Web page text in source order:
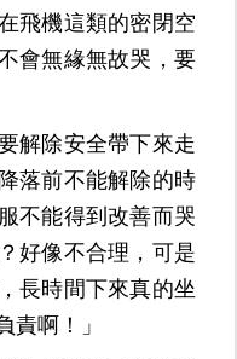
飛機這類的密閉空
會無緣無故哭，要
解除安全帶下來走
落前不能解除的時
不能得到改善而哭
好像不合理，可是
長時間下來真的坐
責啊！」